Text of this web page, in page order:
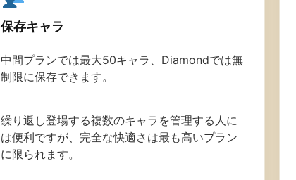
保存キャラ
中間プランでは最大50キャラ、Diamondでは無
制限に保存できます。
繰り返し登場する複数のキャラを管理する人に
は便利ですが、完全な快適さは最も高いプラン
に限られます。